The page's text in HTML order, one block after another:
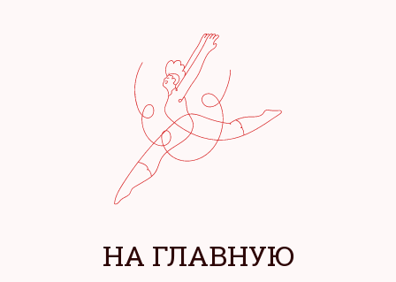
НА ГЛАВНУЮ